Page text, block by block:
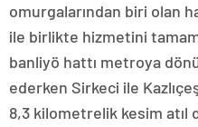
omurgalarından biri olan
ile birlikte hizmetini
banliyö hattı metroya
ederken Sirkeci ile
8,3 kilometrelik kesim atıl